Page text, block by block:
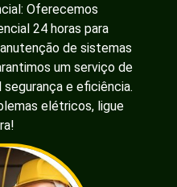
Oferecemos
24 horas para
de sistemas
um serviço de
e eficiência.
elétricos, ligue